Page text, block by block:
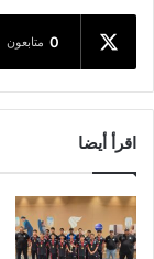
0 متابعون
اقرأ أيضا